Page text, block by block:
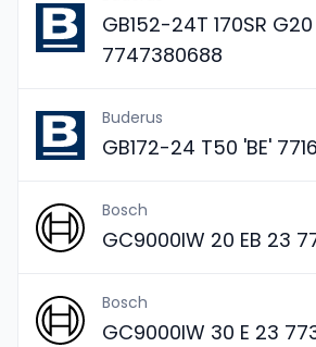
GB152-24T 170SR G20
7747380688
Buderus
GB172-24 T50 'BE'
Bosch
GC9000IW 20 EB 23
Bosch
GC9000IW 30 E 23